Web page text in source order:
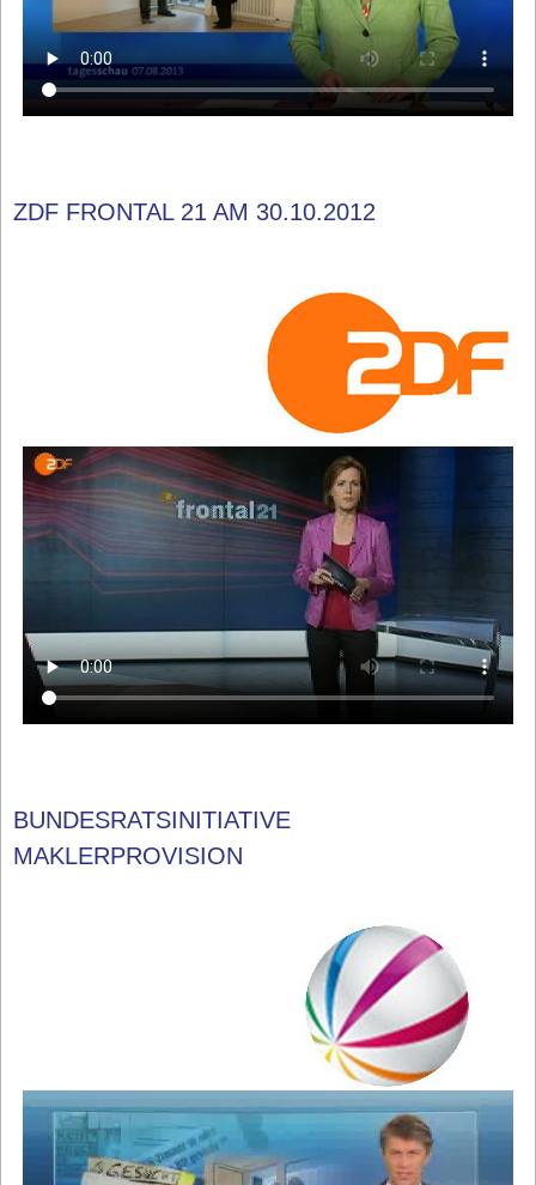
ZDF FRONTAL 21 AM 30.10.2012
BUNDESRATSINITIATIVE
MAKLERPROVISION